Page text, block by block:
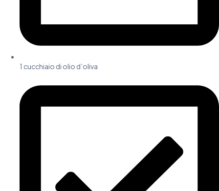
1 cucchiaio di olio d’oliva